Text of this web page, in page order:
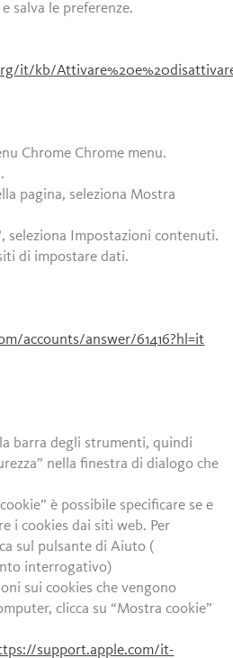
salva le preferenze.
it/kb/
Chrome Chrome menu.
pagina, seleziona Mostra
seleziona Impostazioni contenuti.
di impostare dati.
accounts/answer/61416?hl=it
barra degli strumenti, quindi
nella finestra di dialogo che
è possibile specificare se e
i cookies dai siti web. Per
sul pulsante di Aiuto (
interrogativo)
sui cookies che vengono
clicca su “Mostra cookie”
support.apple.com/it-